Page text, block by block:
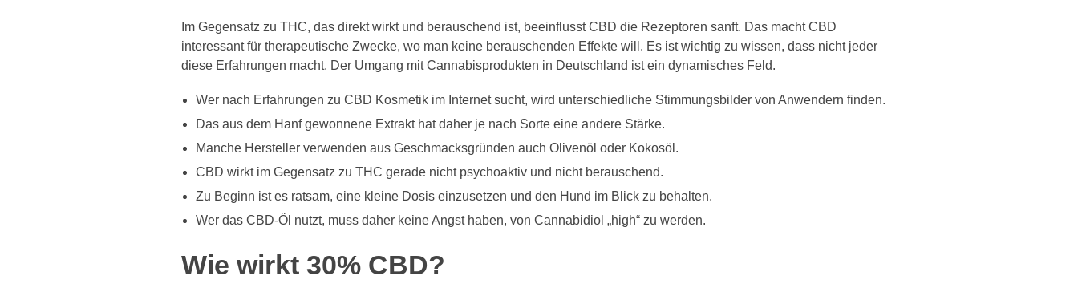
Im Gegensatz zu THC, das direkt wirkt und berauschend ist, beeinflusst CBD die Rezeptoren sanft. Das macht CBD
interessant für therapeutische Zwecke, wo man keine berauschenden Effekte will. Es ist wichtig zu wissen, dass nicht jeder
diese Erfahrungen macht. Der Umgang mit Cannabisprodukten in Deutschland ist ein dynamisches Feld.
Wer nach Erfahrungen zu CBD Kosmetik im Internet sucht, wird unterschiedliche Stimmungsbilder von Anwendern finden.
Das aus dem Hanf gewonnene Extrakt hat daher je nach Sorte eine andere Stärke.
Manche Hersteller verwenden aus Geschmacksgründen auch Olivenöl oder Kokosöl.
CBD wirkt im Gegensatz zu THC gerade nicht psychoaktiv und nicht berauschend.
Zu Beginn ist es ratsam, eine kleine Dosis einzusetzen und den Hund im Blick zu behalten.
Wer das CBD-Öl nutzt, muss daher keine Angst haben, von Cannabidiol „high“ zu werden.
Wie wirkt 30% CBD?